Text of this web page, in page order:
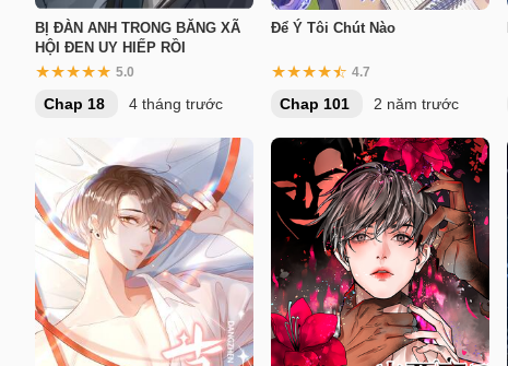
BỊ ĐÀN ANH TRONG BĂNG XÃ
HỘI ĐEN UY HIẾP RỒI
5.0
Chap 18 4 tháng trước
Để Ý Tôi Chút Nào
4.7
Chap 101 2 năm trước